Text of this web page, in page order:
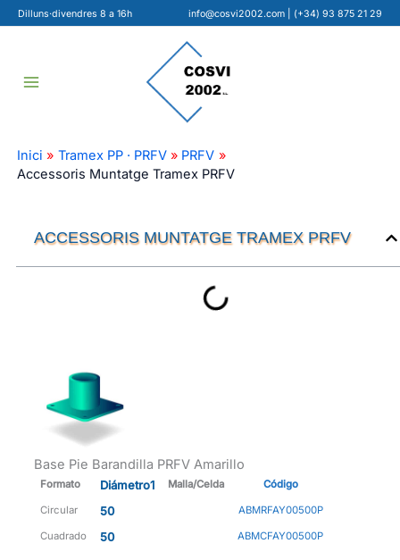
al
Dilluns·divendres 8 a 16h info@cosvi2002.com (+34) 93 875 21 29
Inici Tramex PP · PRFV
PRFV
Accessoris Muntatge Tramex PRFV
ACCESSORIS MUNTATGE TRAMEX PRFV
Base Pie Barandilla PRFV Amarillo
Formato Diámetro1 Malla/Celda Código
Circular 50 ABMRFAY00500P
Cuadrado 50 ABMCFAY00500P